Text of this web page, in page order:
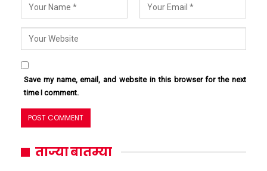
Save my name, email, and website in this browser for the next
time I comment.
ताज्या बातम्या